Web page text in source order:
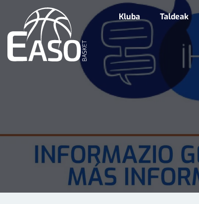
Kluba Taldeak